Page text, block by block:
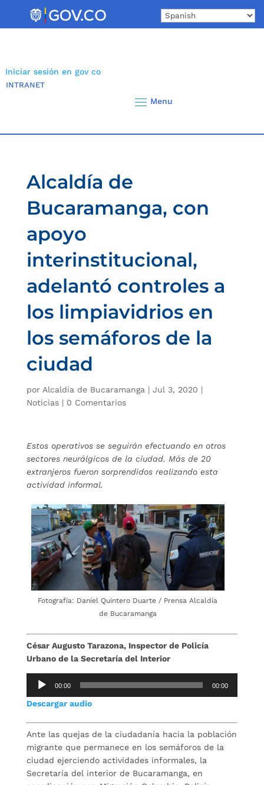
Iniciar sesión en gov co
INTRANET
Alcaldía de
Bucaramanga, con
apoyo
interinstitucional,
adelantó controles a
los limpiavidrios en
los semáforos de la
ciudad
por Alcaldía de Bucaramanga | Jul 3, 2020 |
Noticias| 0 Comentarios
Estos operativos se seguirán efectuando en otros
sectores neurálgicos de la ciudad. Más de 20
extranjeros fueron sorprendidos realizando esta
actividad informal.
Fotografía: Daniel Quintero Duarte / Prensa Alcaldía
de Bucaramanga
César Augusto Tarazona, Inspector de Policía
Urbano de la Secretaría del Interior
00:00 00:00
Descargar audio
Ante las quejas de la ciudadanía hacia la población
migrante que permanece en los semáforos de la
ciudad ejerciendo actividades informales, la
Secretaría del interior de Bucaramanga, en